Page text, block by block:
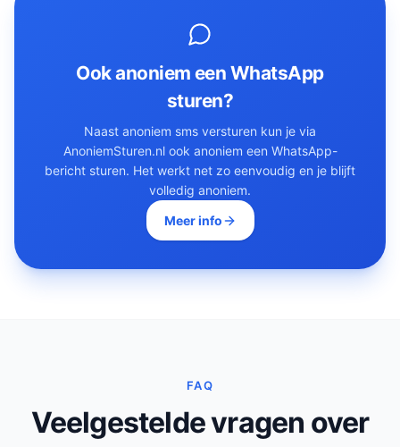
Ook anoniem een WhatsApp
sturen?
Naast anoniem sms versturen kun je via
AnoniemSturen.nl ook anoniem een WhatsApp-
bericht sturen. Het werkt net zo eenvoudig en je blijft
volledig anoniem.
Meer info
FAQ
Veelgestelde vragen over